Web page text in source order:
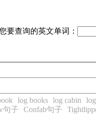
要查询的英文单词：
log books log cabin
句子 Confab句子